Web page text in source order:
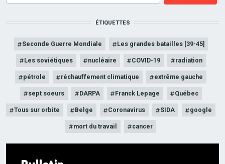
recherce
ÉTIQUETTES
Seconde Guerre Mondiale Les grandes batailles [39-45]
Les soviétiques nucléaire COVID-19 radiation
pétrole réchauffement climatique extrême gauche
sept soeurs DARPA Franck Lepage Québec
Tous sur orbite Belge Coronavirus SIDA google
mort du travail cancer